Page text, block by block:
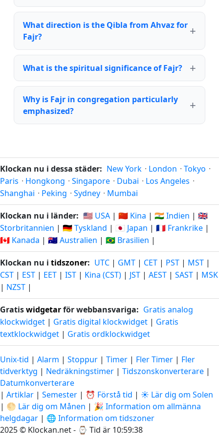
What direction is the Qibla from Ahvaz for
Fajr?
What is the spiritual significance of Fajr?
Why is Fajr in congregation particularly
emphasized?
Klockan nu i dessa städer: New York · London · Tokyo ·
Paris · Hongkong · Singapore · Dubai · Los Angeles ·
Shanghai · Peking · Sydney · Mumbai
Klockan nu i länder: 🇺🇸 USA | 🇨🇳 Kina | 🇮🇳 Indien | 🇬🇧
Storbritannien | 🇩🇪 Tyskland | 🇯🇵 Japan | 🇫🇷 Frankrike |
🇨🇦 Kanada | 🇦🇺 Australien | 🇧🇷 Brasilien |
Klockan nu i tidszoner: UTC | GMT | CET | PST | MST |
CST | EST | EET | IST | Kina (CST) | JST | AEST | SAST | MSK
| NZST |
Gratiswidgetarför webbansvariga: Gratis analog
klockwidget | Gratis digital klockwidget | Gratis
textklockwidget | Gratis ordklockwidget
Unix-tid | Alarm | Stoppur | Timer | Fler Timer | Fler
tidverktyg | Nedräkningstimer | Tidszonskonverterare |
Datumkonverterare
| Artiklar | Semester | ⏰ Förstå tid | ☀️ Lär dig om Solen
| 🌕 Lär dig om Månen | 🎉 Information om allmänna
helgdagar | 🌐 Information om tidszoner
2025 © Klockan.net - ⌚ Tid är 10:59:39